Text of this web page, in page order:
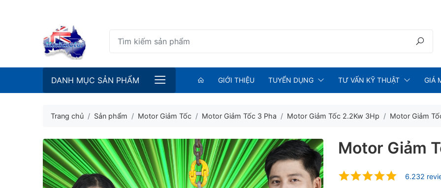
DANH MỤC SẢN PHẨM GIỚI THIỆU TUYỂN DỤNG TƯ VẤN KỸ THUẬT GIÁ
Trang chủ Sản phẩm Motor Giảm Tốc Motor Giảm Tốc 3 Pha Motor Giảm Tốc 2.2Kw 3Hp Motor Giảm
Motor Giảm
6.232